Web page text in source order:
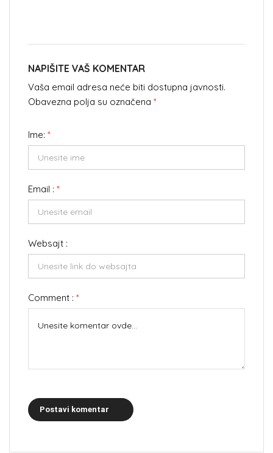
NAPIŠITE VAŠ KOMENTAR
Vaša email adresa neće biti dostupna javnosti.
Obavezna polja su označena *
Ime: *
Email : *
Websajt :
Comment : *
Postavi komentar